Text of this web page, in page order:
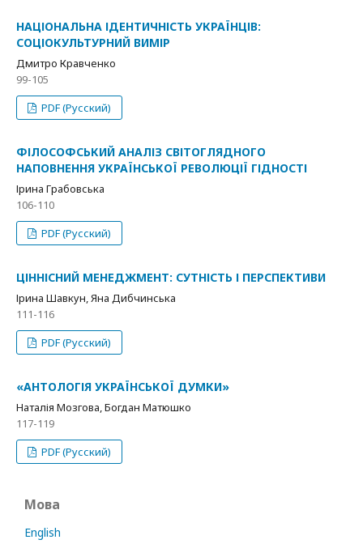
НАЦІОНАЛЬНА ІДЕНТИЧНІСТЬ УКРАЇНЦІВ:
СОЦІОКУЛЬТУРНИЙ ВИМІР
Дмитро Кравченко
99-105
PDF (Русский)
ФІЛОСОФСЬКИЙ АНАЛІЗ СВІТОГЛЯДНОГО
НАПОВНЕННЯ УКРАЇНСЬКОЇ РЕВОЛЮЦІЇ ГІДНОСТІ
Ірина Грабовська
106-110
PDF (Русский)
ЦІННІСНИЙ МЕНЕДЖМЕНТ: СУТНІСТЬ І ПЕРСПЕКТИВИ
Ірина Шавкун, Яна Дибчинська
111-116
PDF (Русский)
«АНТОЛОГІЯ УКРАЇНСЬКОЇ ДУМКИ»
Наталія Мозгова, Богдан Матюшко
117-119
PDF (Русский)
Мова
English